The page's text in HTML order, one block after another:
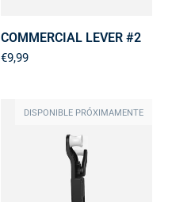
COMMERCIAL LEVER #2
€9,99
DISPONIBLE PRÓXIMAMENTE